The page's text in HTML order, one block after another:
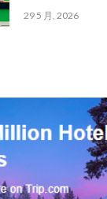
29 5 月, 2026